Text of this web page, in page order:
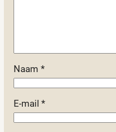
Naam *
E-mail*